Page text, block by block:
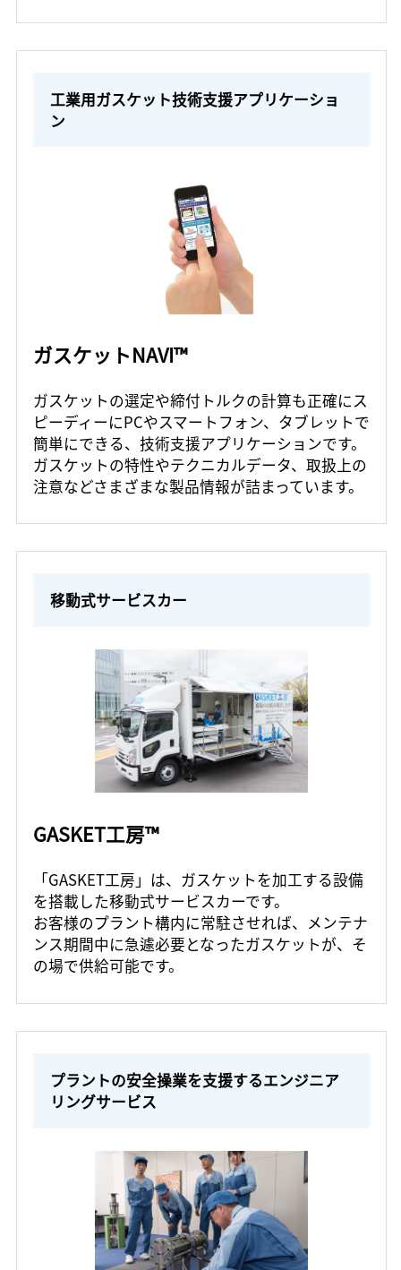
工業用ガスケット技術支援アプリケーショ
ン
ガスケットNAVI™
ガスケットの選定や締付トルクの計算も正確にス
ピーディーにPCやスマートフォン、タブレットで
簡単にできる、技術支援アプリケーションです。
ガスケットの特性やテクニカルデータ、取扱上の
注意などさまざまな製品情報が詰まっています。
移動式サービスカー
GASKET工房™
「GASKET工房」は、ガスケットを加工する設備
を搭載した移動式サービスカーです。
お客様のプラント構内に常駐させれば、メンテナ
ンス期間中に急遽必要となったガスケットが、そ
の場で供給可能です。
プラントの安全操業を支援するエンジニア
リングサービス